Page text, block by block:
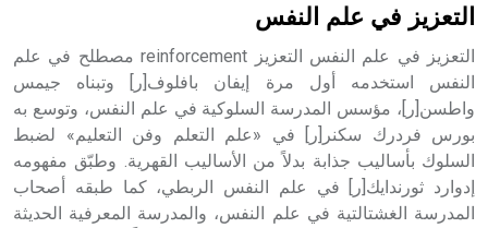
التعزيز في علم النفس
التعزيز في علم النفس التعزيز reinforcement مصطلح في علم
النفس استخدمه أول مرة إيفان بافلوف[ر] وتبناه جيمس
واطسن[ر]، مؤسس المدرسة السلوكية في علم النفس، وتوسع به
بورس فردرك سكنر[ر] في «علم التعلم وفن التعليم» لضبط
السلوك بأساليب جذابة بدلاً من الأساليب القهرية. وطبّق مفهومه
إدوارد ثورندايك[ر] في علم النفس الربطي، كما طبقه أصحاب
المدرسة الغشتالتية في علم النفس، والمدرسة المعرفية الحديثة